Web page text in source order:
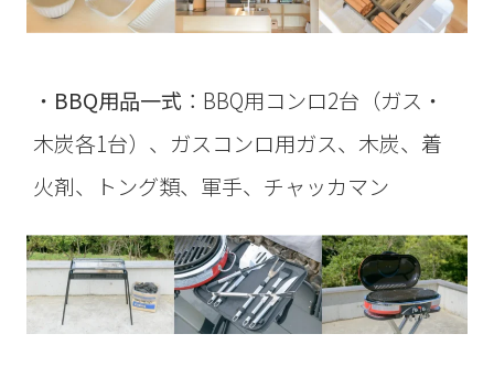
・ BBQ用品一式：BBQ用コンロ2台（ガス・
木炭各1台）、ガスコンロ用ガス、木炭、着
火剤、トング類、軍手、チャッカマン